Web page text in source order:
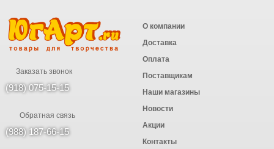
Заказать звонок
(918) 075-15-15
Обратная связь
(988) 187-66-15
О компании
Доставка
Оплата
Поставщикам
Наши магазины
Новости
Акции
Контакты